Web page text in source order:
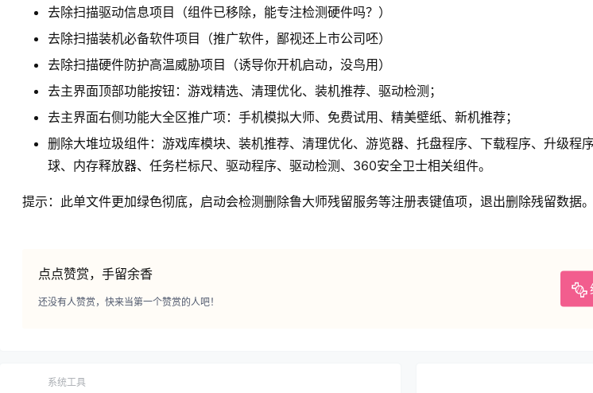
去除扫描驱动信息项目（组件已移除，能专注检测硬件吗？）
去除扫描装机必备软件项目（推广软件，鄙视还上市公司呸）
去除扫描硬件防护高温威胁项目（诱导你开机启动，没鸟用）
去主界面顶部功能按钮：游戏精选、清理优化、装机推荐、驱动检测；
去主界面右侧功能大全区推广项：手机模拟大师、免费试用、精美壁纸、新机推荐；
删除大堆垃圾组件：游戏库模块、装机推荐、清理优化、游览器、托盘程序、下载程序、升级程
球、内存释放器、任务栏标尺、驱动程序、驱动检测、360安全卫士相关组件。
提示：此单文件更加绿色彻底，启动会检测删除鲁大师残留服务等注册表键值项，退出删除残留数据。
点点赞赏，手留余香
还没有人赞赏，快来当第一个赞赏的人吧！
系统工具